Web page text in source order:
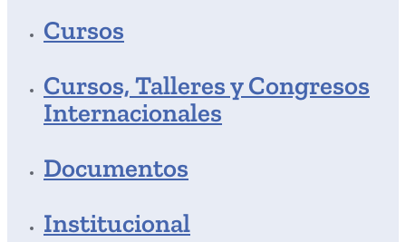
Cursos
Cursos, Talleres y Congresos
Internacionales
Documentos
Institucional